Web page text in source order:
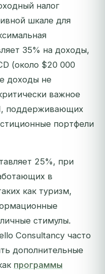
налог
шкале для
35% на доходы,
(около $20 000
доходы не
важное
поддерживающих
портфели
25%, при
в
как туризм,
стимулы.
Consultancy часто
дополнительные
программы